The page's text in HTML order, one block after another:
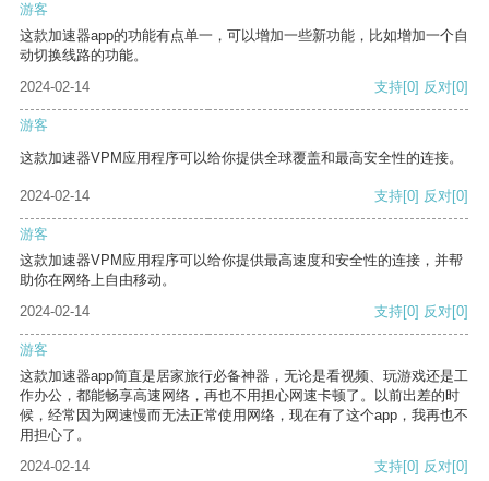
游客
这款加速器app的功能有点单一，可以增加一些新功能，比如增加一个自
动切换线路的功能。
2024-02-14
支持[0] 反对[0]
游客
这款加速器VPM应用程序可以给你提供全球覆盖和最高安全性的连接。
2024-02-14 支持[0] 反对[0]
游客
这款加速器VPM应用程序可以给你提供最高速度和安全性的连接，并帮
助你在网络上自由移动。
2024-02-14
支持[0] 反对[0]
游客
这款加速器app简直是居家旅行必备神器，无论是看视频、玩游戏还是工
作办公，都能畅享高速网络，再也不用担心网速卡顿了。以前出差的时
候，经常因为网速慢而无法正常使用网络，现在有了这个app，我再也不
用担心了。
2024-02-14
支持[0] 反对[0]